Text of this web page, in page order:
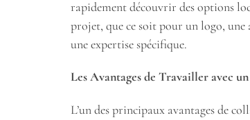
rapidement découvrir des options
projet, que ce soit pour un logo, une
une expertise spécifique.
Les Avantages de Travailler avec
L’un des principaux avantages de